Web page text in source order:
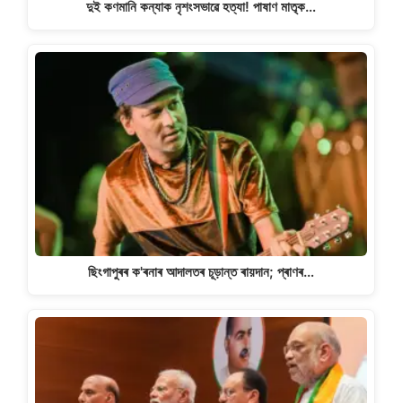
দুই কণমানি কন্যাক নৃশংসভাৱে হত্যা! পাষাণ মাতৃক…
ছিংগাপুৰৰ ক'ৰনাৰ আদালতৰ চূড়ান্ত ৰায়দান; প্ৰাণৰ…